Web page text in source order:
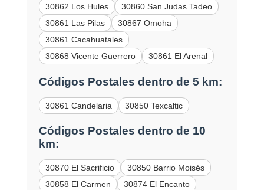
30862 Los Hules
30860 San Judas Tadeo
30861 Las Pilas
30867 Omoha
30861 Cacahuatales
30868 Vicente Guerrero
30861 El Arenal
Códigos Postales dentro de 5 km:
30861 Candelaria 30850 Texcaltic
Códigos Postales dentro de 10
km:
30870 El Sacrificio
30850 Barrio Moisés
30858 El Carmen
30874 El Encanto